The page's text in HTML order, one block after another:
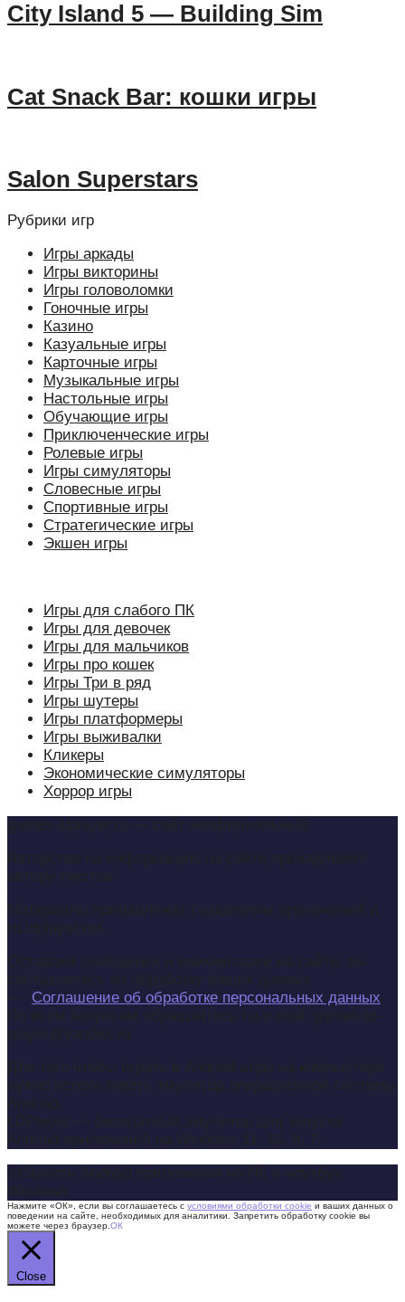
City Island 5 — Building Sim
Cat Snack Bar: кошки игры
Salon Superstars
Рубрики игр
Игры аркады
Игры викторины
Игры головоломки
Гоночные игры
Казино
Казуальные игры
Карточные игры
Музыкальные игры
Настольные игры
Обучающие игры
Приключенческие игры
Ролевые игры
Игры симуляторы
Словесные игры
Спортивные игры
Стратегические игры
Экшен игры
Игры для слабого ПК
Игры для девочек
Игры для мальчиков
Игры про кошек
Игры Три в ряд
Игры шутеры
Игры платформеры
Игры выживалки
Кликеры
Экономические симуляторы
Хоррор игры
Соглашение об обработке персональных данных
Нажмите «ОК», если вы соглашаетесь с условиями обработки cookie и ваших данных о
поведении на сайте, необходимых для аналитики. Запретить обработку cookie вы
можете через браузер. ОК
Close